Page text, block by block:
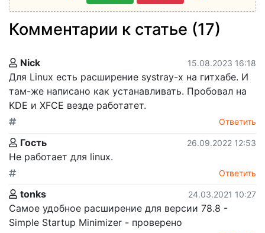
Комментарии к статье (17)
Nick 15.08.2023 16:18
Для Linux есть расширение systray-x на гитхабе. И
там-же написано как устанавливать. Пробовал на
KDE и XFCE везде работатет.
Ответить
Гость 26.09.2022 12:53
Не работает для linux.
Ответить
tonks 24.03.2021 10:27
Самое удобное расширение для версии 78.8 -
Simple Startup Minimizer - проверено